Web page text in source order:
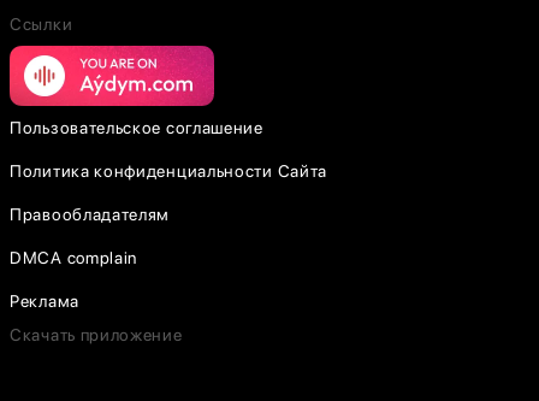
Ссылки
Пользовательское соглашение
Политика конфиденциальности Сайта
Правообладателям
DMCA complain
Реклама
Скачать приложение